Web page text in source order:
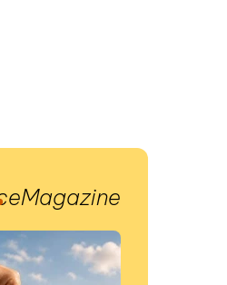
eMagazine